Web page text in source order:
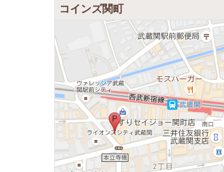
コインズ関町